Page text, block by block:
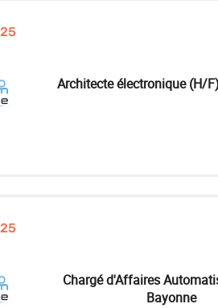
Architecte électronique (H/
Chargé d'Affaires
Bayonne